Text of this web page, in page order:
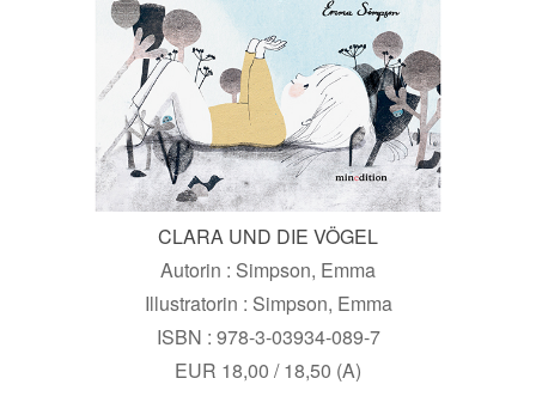
CLARA UND DIE VÖGEL
Autorin : Simpson, Emma
Illustratorin : Simpson, Emma
ISBN : 978-3-03934-089-7
EUR 18,00 / 18,50 (A)